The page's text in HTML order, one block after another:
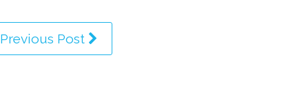
Previous Post